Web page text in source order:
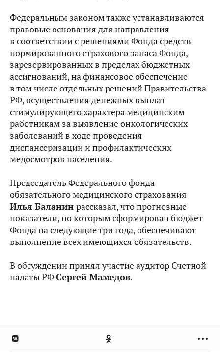
Федеральным законом также устанавливаются
правовые основания для направления
в соответствии с решениями Фонда средств
нормированного страхового запаса Фонда,
зарезервированных в пределах бюджетных
ассигнований, на финансовое обеспечение
в том числе отдельных решений Правительства
РФ, осуществления денежных выплат
стимулирующего характера медицинским
работникам за выявление онкологических
заболеваний в ходе проведения
диспансеризации и профилактических
медосмотров населения.
Председатель Федерального фонда
обязательного медицинского страхования
Илья Баланин рассказал, что прогнозные
показатели, по которым сформирован бюджет
Фонда на следующие три года, обеспечивают
выполнение всех имеющихся обязательств.
В обсуждении принял участие аудитор Счетной
палаты РФСергей Мамедов.